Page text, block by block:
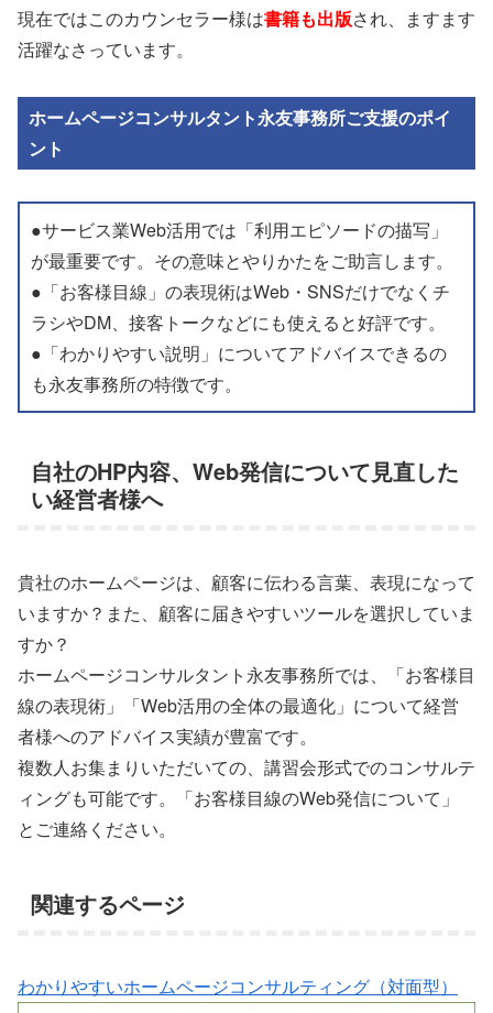
現在ではこのカウンセラー様は書籍も出版され、ますます
活躍なさっています。
ホームページコンサルタント永友事務所ご支援のポイ
ント
●サービス業Web活用では「利用エピソードの描写」
が最重要です。その意味とやりかたをご助言します。
●「お客様目線」の表現術はWeb・SNSだけでなくチ
ラシやDM、接客トークなどにも使えると好評です。
●「わかりやすい説明」についてアドバイスできるの
も永友事務所の特徴です。
自社のHP内容、Web発信について見直した
い経営者様へ
貴社のホームページは、顧客に伝わる言葉、表現になって
いますか？また、顧客に届きやすいツールを選択していま
すか？
ホームページコンサルタント永友事務所では、「お客様目
線の表現術」「Web活用の全体の最適化」について経営
者様へのアドバイス実績が豊富です。
複数人お集まりいただいての、講習会形式でのコンサルテ
ィングも可能です。「お客様目線のWeb発信について」
とご連絡ください。
関連するページ
わかりやすいホームページコンサルティング（対面型）